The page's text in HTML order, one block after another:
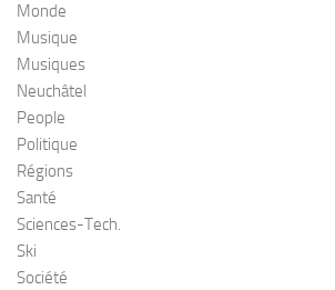
Monde
Musique
Musiques
Neuchâtel
People
Politique
Régions
Santé
Sciences-Tech.
Ski
Société